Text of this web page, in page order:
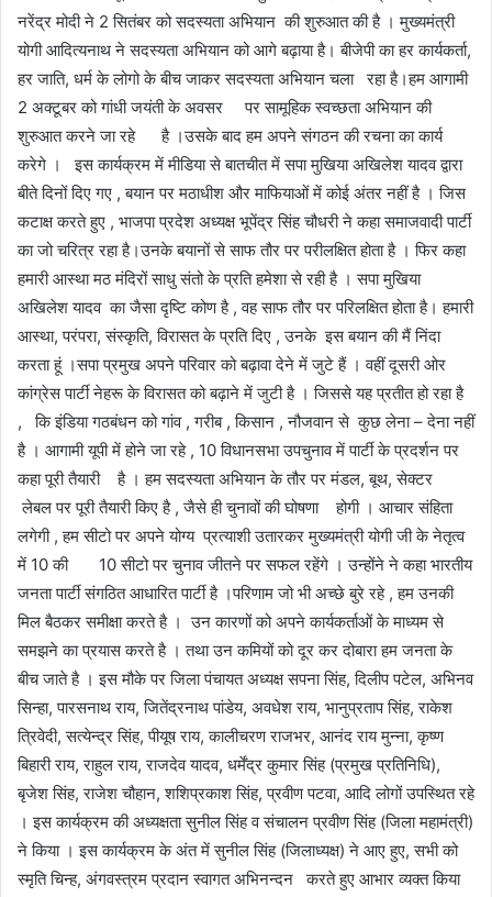
नरेंद्र मोदी ने 2 सितंबर को सदस्यता अभियान की शुरुआत की है । मुख्यमंत्री
योगी आदित्यनाथ ने सदस्यता अभियान को आगे बढ़ाया है। बीजेपी का हर कार्यकर्ता,
हर जाति, धर्म के लोगो के बीच जाकर सदस्यता अभियान चला रहा है।हम आगामी
2 अक्टूबर को गांधी जयंती के अवसर पर सामूहिक स्वच्छता अभियान की
शुरुआत करने जा रहे है ।उसके बाद हम अपने संगठन की रचना का कार्य
करेगे । इस कार्यक्रम में मीडिया से बातचीत में सपा मुखिया अखिलेश यादव द्वारा
बीते दिनों दिए गए , बयान पर मठाधीश और माफियाओं में कोई अंतर नहीं है । जिस
कटाक्ष करते हुए , भाजपा प्रदेश अध्यक्ष भूपेंद्र सिंह चौधरी ने कहा समाजवादी पार्टी
का जो चरित्र रहा है।उनके बयानों से साफ तौर पर परीलक्षित होता है । फिर कहा
हमारी आस्था मठ मंदिरों साधु संतो के प्रति हमेशा से रही है । सपा मुखिया
अखिलेश यादव का जैसा दृष्टि कोण है , वह साफ तौर पर परिलक्षित होता है। हमारी
आस्था, परंपरा, संस्कृति, विरासत के प्रति दिए , उनके इस बयान की मैं निंदा
करता हूं ।सपा प्रमुख अपने परिवार को बढ़ावा देने में जुटे हैं । वहीं दूसरी ओर
कांग्रेस पार्टी नेहरू के विरासत को बढ़ाने में जुटी है । जिससे यह प्रतीत हो रहा है
, कि इंडिया गठबंधन को गांव , गरीब , किसान , नौजवान से कुछ लेना – देना नहीं
है । आगामी यूपी में होने जा रहे , 10 विधानसभा उपचुनाव में पार्टी के प्रदर्शन पर
कहा पूरी तैयारी है । हम सदस्यता अभियान के तौर पर मंडल, बूथ, सेक्टर
लेबल पर पूरी तैयारी किए है , जैसे ही चुनावों की घोषणा होगी । आचार संहिता
लगेगी , हम सीटो पर अपने योग्य प्रत्याशी उतारकर मुख्यमंत्री योगी जी के नेतृत्व
में 10 की 10 सीटो पर चुनाव जीतने पर सफल रहेंगे । उन्होंने ने कहा भारतीय
जनता पार्टी संगठित आधारित पार्टी है ।परिणाम जो भी अच्छे बुरे रहे , हम उनकी
मिल बैठकर समीक्षा करते है । उन कारणों को अपने कार्यकर्ताओं के माध्यम से
समझने का प्रयास करते है । तथा उन कमियों को दूर कर दोबारा हम जनता के
बीच जाते है । इस मौके पर जिला पंचायत अध्यक्ष सपना सिंह, दिलीप पटेल, अभिनव
सिन्हा, पारसनाथ राय, जितेंद्रनाथ पांडेय, अवधेश राय, भानुप्रताप सिंह, राकेश
त्रिवेदी, सत्येन्द्र सिंह, पीयूष राय, कालीचरण राजभर, आनंद राय मुन्ना, कृष्ण
बिहारी राय, राहुल राय, राजदेव यादव, धर्मेंद्र कुमार सिंह (प्रमुख प्रतिनिधि),
बृजेश सिंह, राजेश चौहान, शशिप्रकाश सिंह, प्रवीण पटवा, आदि लोगों उपस्थित रहे
। इस कार्यक्रम की अध्यक्षता सुनील सिंह व संचालन प्रवीण सिंह (जिला महामंत्री)
ने किया । इस कार्यक्रम के अंत में सुनील सिंह (जिलाध्यक्ष) ने आए हुए, सभी को
स्मृति चिन्ह, अंगवस्त्रम प्रदान स्वागत अभिनन्दन करते हुए आभार व्यक्त किया